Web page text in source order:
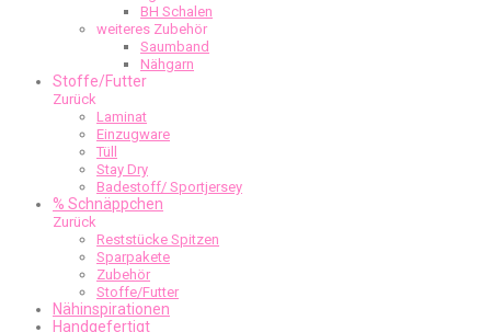
BH Schalen
weiteres Zubehör
Saumband
Nähgarn
Stoffe/Futter
Zurück
Laminat
Einzugware
Tüll
Stay Dry
Badestoff/ Sportjersey
% Schnäppchen
Zurück
Reststücke Spitzen
Sparpakete
Zubehör
Stoffe/Futter
Nähinspirationen
Handgefertigt